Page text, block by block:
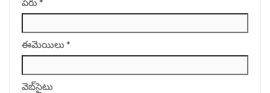
పేరు *
ఈమెయిలు *
వెబ్‌సైటు